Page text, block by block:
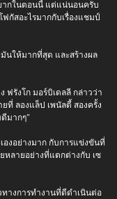
ากในตอนนี้ แต่แน่นอนครับ
กัสอะไรมากกับเรื่องแชมป์
นให้มากที่สุด และสร้างผล
ฟรังโก มอร์บิเดลลี กล่าวว่า
ที่ ลองแล็ป เพนัลตี้ สองครั้ง
ดีมากๆ"
องอย่างมาก กับการแข่งขันที่
หลายอย่างที่แตกต่างกับ เซ
างการทำงานที่ดีดำเนินต่อ